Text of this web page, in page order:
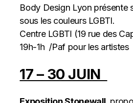
Body Design Lyon présente
sous les couleurs LGBTI.
Centre LGBTI (19 rue des
19h-1h /Paf pour les artistes
17 – 30 JUIN